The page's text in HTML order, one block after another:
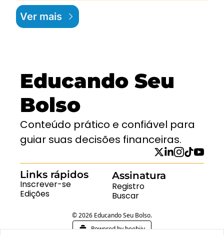
Ver mais
Educando Seu
Bolso
Conteúdo prático e confiável para
guiar suas decisões financeiras.
Links rápidos
Inscrever-se
Edições
Assinatura
Registro
Buscar
© 2026 Educando Seu Bolso.
Powered by beehiiv